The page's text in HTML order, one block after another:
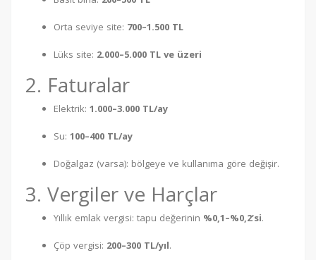
Orta seviye site: 700–1.500 TL
Lüks site: 2.000–5.000 TL ve üzeri
2. Faturalar
Elektrik: 1.000–3.000 TL/ay
Su: 100–400 TL/ay
Doğalgaz (varsa): bölgeye ve kullanıma göre değişir.
3. Vergiler ve Harçlar
Yıllık emlak vergisi: tapu değerinin %0,1–%0,2’si.
Çöp vergisi: 200–300 TL/yıl.